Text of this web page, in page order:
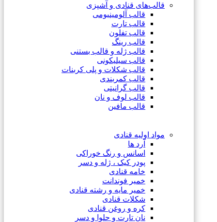
قالب‌های قنادی و آشپزی
قالب آلومینیومی
قالب تارت
قالب تفلون
قالب رینگ
قالب ژله و قالب بستنی
قالب سیلیکونی
قالب شکلات و پلی کربنات
قالب کمربندی
قالب گرانیتی
قالب لوف و نان
قالب مافین
مواد اولیه قنادی
آرد ها
اسانس و رنگ خوراکی
پودر کیک ، ژله و دسر
خامه قنادی
خمیر فوندانت
خمیر مایه و رشته قنادی
شکلات قنادی
کره و روغن قنادی
نان تارت و حلوا و دسر